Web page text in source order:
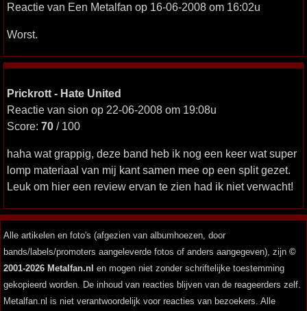
Reactie van Een Metalfan op 16-06-2008 om 16:02u
Worst.
Prickrott - Hate United
Reactie van sion op 22-06-2008 om 19:08u
Score: 70 / 100
haha wat grappig, deze band heb ik nog een keer wat super
lomp materiaal van mij kant samen mee op een split gezet.
Leuk om hier een review ervan te zien had ik niet verwacht!
Alle artikelen en foto's (afgezien van albumhoezen, door
bands/labels/promoters aangeleverde fotos of anders aangegeven), zijn ©
2001-2026 Metalfan.nl en mogen niet zonder schriftelijke toestemming
gekopieerd worden. De inhoud van reacties blijven van de reageerders zelf.
Metalfan.nl is niet verantwoordelijk voor reacties van bezoekers. Alle